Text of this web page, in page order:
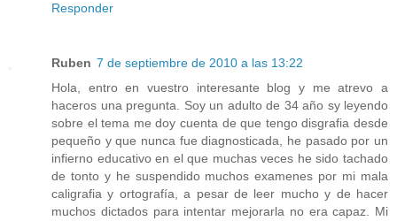
Responder
Ruben 7 de septiembre de 2010 a las 13:22
Hola, entro en vuestro interesante blog y me atrevo a
haceros una pregunta. Soy un adulto de 34 año sy leyendo
sobre el tema me doy cuenta de que tengo disgrafia desde
pequeño y que nunca fue diagnosticada, he pasado por un
infierno educativo en el que muchas veces he sido tachado
de tonto y he suspendido muchos examenes por mi mala
caligrafia y ortografía, a pesar de leer mucho y de hacer
muchos dictados para intentar mejorarla no era capaz. Mi